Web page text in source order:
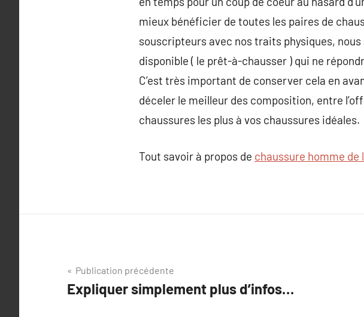
mieux bénéficier de toutes les paires de
souscripteurs avec nos traits physiques,
disponible ( le prêt-à-chausser ) qui ne
C’est très important de conserver cela en
déceler le meilleur des composition, entre
chaussures les plus à vos chaussures idéales.
Tout savoir à propos de chaussure homme de
Navigation
de
Publication précédente
Expliquer simplement plus d’infos…